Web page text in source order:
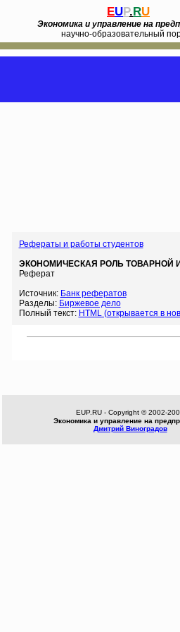
EUP.RU
Экономика и управление на
научно-образовательный
Рефераты и работы студентов
ЭКОНОМИЧЕСКАЯ РОЛЬ
Реферат
Источник: Банк рефератов
Разделы: Биржевое дело
Полный текст: HTML (открывается в
EUP.RU - Copyright © 2002-
Экономика и управление на
Дмитрий Виноградов